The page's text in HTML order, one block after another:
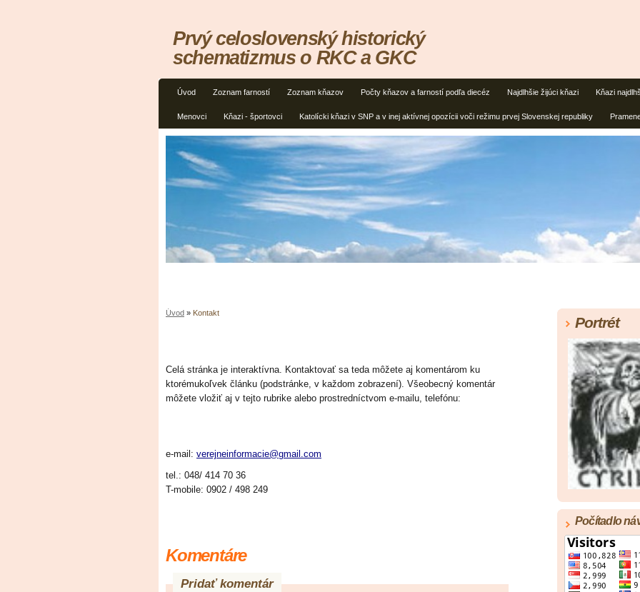
Úvod Zoznam farností Zoznam kňazov Počty kňazov a farností podľa diecéz Najdlhšie žijúci kňazi Kňazi
Menovci Kňazi - športovci Katolícki kňazi v SNP a v inej aktívnej opozícii voči režimu prvej Slovenskej republiky
Prvý celoslovenský historický
schematizmus o RKC a GKC
Úvod » Kontakt
Celá stránka je interaktívna. Kontaktovať sa teda môžete aj komentárom ku
ktorémukoľvek článku (podstránke, v každom zobrazení). Všeobecný komentár
môžete vložiť aj v tejto rubrike alebo prostredníctvom e-mailu, telefónu:
e-mail: verejneinformacie@gmail.com
tel.: 048/ 414 70 36
T-mobile: 0902 / 498 249
Komentáre
Pridať komentár
Portrét
Počítadlo